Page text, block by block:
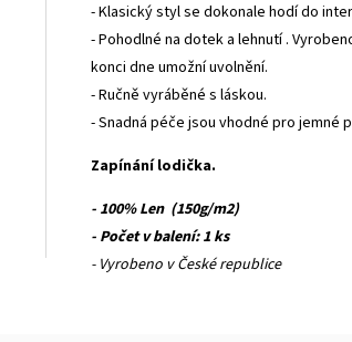
- Klasický styl se dokonale hodí do
- Pohodlné na dotek a lehnutí .
konci dne umožní uvolnění.
- Ručně vyráběné s láskou.
- Snadná péče jsou vhodné pro jemné
Zapínání lodička.
- 100% Len (150g/m2)
- Počet v balení: 1 ks
- Vyrobeno v České republice